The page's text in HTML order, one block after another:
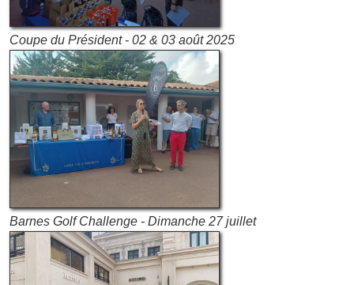
Coupe du Président - 02 & 03 août 2025
Barnes Golf Challenge - Dimanche 27 juillet